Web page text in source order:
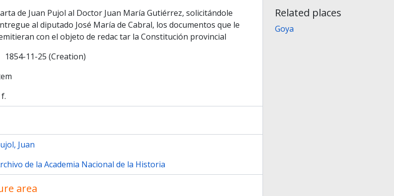
de Juan Pujol al Doctor Juan Ma­ría Gutiérrez, solicitándole
al diputado José María de Cabral, los documentos que le
con el objeto de redac­ tar la Constitución provincial
1854-11-25 (Creation)
Juan
de la Academia Nacional de la Historia
area
Related places
Goya